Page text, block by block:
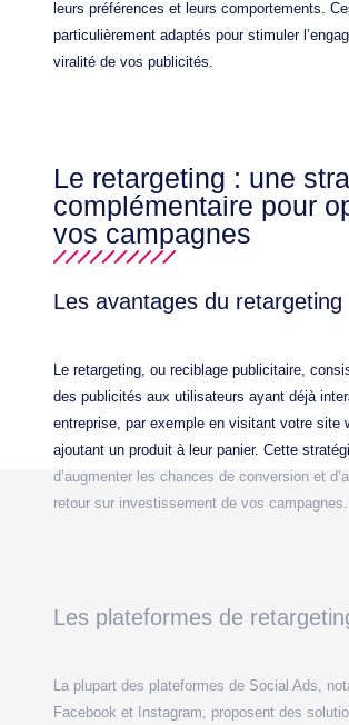
leurs préférences et leurs comportements.
particulièrement adaptés pour stimuler
viralité de vos publicités.
Le retargeting : une
complémentaire pour
vos campagnes
Les avantages du retargeting
Le retargeting, ou reciblage publicitaire,
des publicités aux utilisateurs ayant déjà
entreprise, par exemple en visitant votre site
ajoutant un produit à leur panier. Cette
d’augmenter les chances de conversion et
retour sur investissement de vos campagnes.
Les plateformes de
La plupart des plateformes de Social Ads,
Facebook et Instagram, proposent des